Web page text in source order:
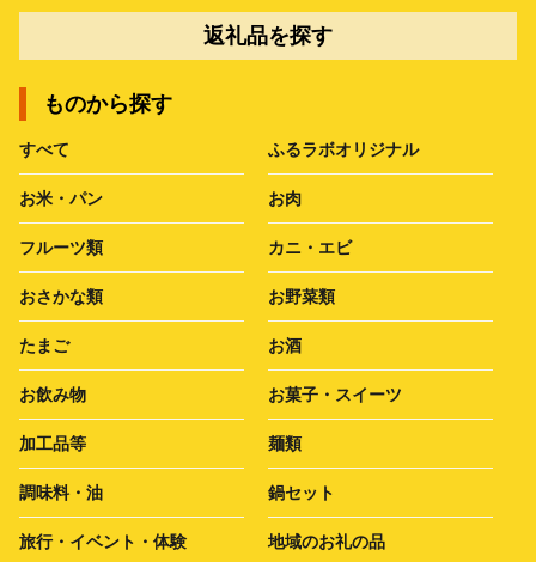
返礼品を探す
ものから探す
すべて ふるラボオリジナル
お米・パン お肉
フルーツ類 カニ・エビ
おさかな類 お野菜類
たまご お酒
お飲み物 お菓子・スイーツ
加工品等 麺類
調味料・油 鍋セット
旅行・イベント・体験 地域のお礼の品